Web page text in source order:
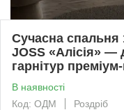
Сучасна спальня
JOSS «Алісія» —
гарнітур
В наявності
Код: ОДМ
Роздріб